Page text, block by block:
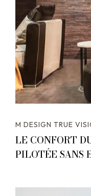
M DESIGN TRUE
LE CONFORT
PILOTÉE SANS